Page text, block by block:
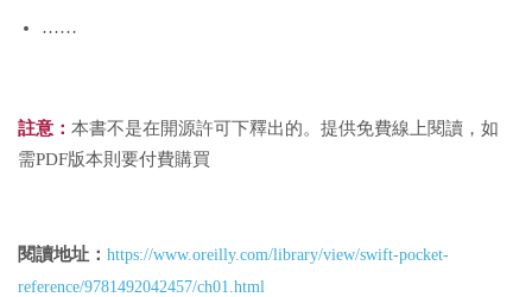
……
註意： 本書不是在開源許可下釋出的。 提供免費線上閱讀，如
需PDF版本則要付費購買
閱讀地址： https://www.oreilly.com/library/view/swift-pocket-
reference/9781492042457/ch01.html